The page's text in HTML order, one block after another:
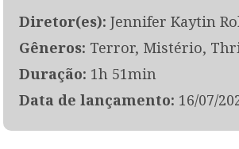
Diretor(es): Jennifer Kaytin
Gêneros: Terror, Mistério,
Duração: 1h 51min
Data de lançamento: 16/07/